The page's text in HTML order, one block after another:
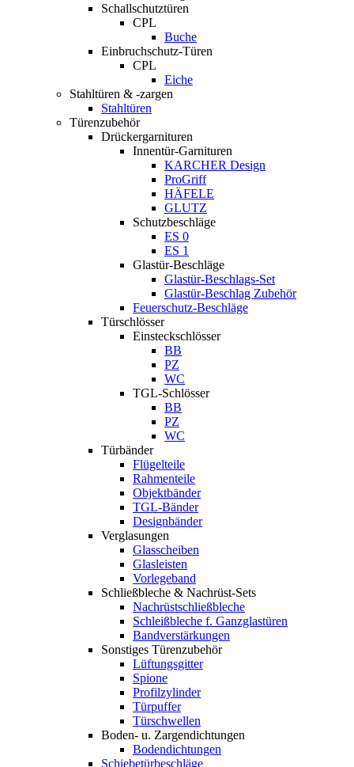
Schallschutztüren
CPL
Buche
Einbruchschutz-Türen
CPL
Eiche
Stahltüren & -zargen
Stahltüren
Türenzubehör
Drückergarnituren
Innentür-Garnituren
KARCHER Design
ProGriff
HÄFELE
GLUTZ
Schutzbeschläge
ES 0
ES 1
Glastür-Beschläge
Glastür-Beschlags-Set
Glastür-Beschlag Zubehör
Feuerschutz-Beschläge
Türschlösser
Einsteckschlösser
BB
PZ
WC
TGL-Schlösser
BB
PZ
WC
Türbänder
Flügelteile
Rahmenteile
Objektbänder
TGL-Bänder
Designbänder
Verglasungen
Glasscheiben
Glasleisten
Vorlegeband
Schließbleche & Nachrüst-Sets
Nachrüstschließbleche
Schleißbleche f. Ganzglastüren
Bandverstärkungen
Sonstiges Türenzubehör
Lüftungsgitter
Spione
Profilzylinder
Türpuffer
Türschwellen
Boden- u. Zargendichtungen
Bodendichtungen
Schiebetürbeschläge